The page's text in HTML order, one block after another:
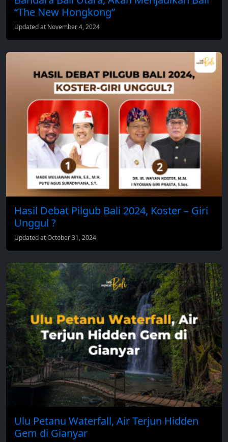
“The New Hongkong”
Updated at November 4, 2024
Hasil Debat Pilgub Bali 2024, Koster – Giri
Unggul ?
Updated at October 31, 2024
Ulu Petanu Waterfall, Air Terjun Hidden
Gem di Gianyar